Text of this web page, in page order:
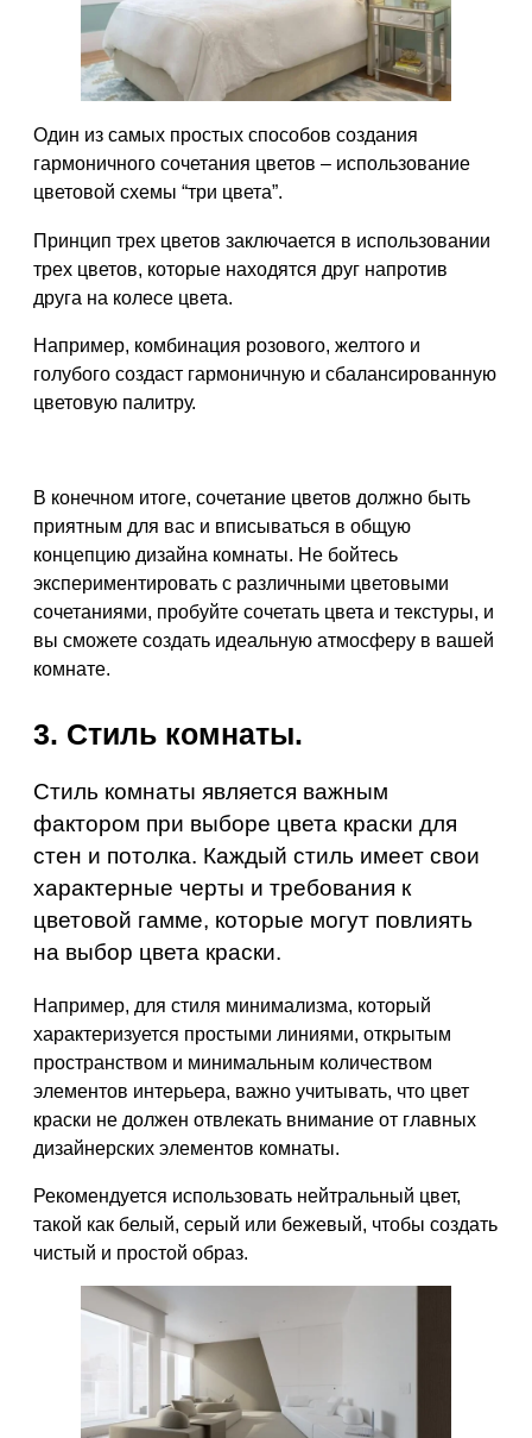
Один из самых простых способов создания
гармоничного сочетания цветов – использование
цветовой схемы “три цвета”.
Принцип трех цветов заключается в использовании
трех цветов, которые находятся друг напротив
друга на колесе цвета.
Например, комбинация розового, желтого и
голубого создаст гармоничную и сбалансированную
цветовую палитру.
В конечном итоге, сочетание цветов должно быть
приятным для вас и вписываться в общую
концепцию дизайна комнаты. Не бойтесь
экспериментировать с различными цветовыми
сочетаниями, пробуйте сочетать цвета и текстуры, и
вы сможете создать идеальную атмосферу в вашей
комнате.
3. Стиль комнаты.
Стиль комнаты является важным
фактором при выборе цвета краски для
стен и потолка. Каждый стиль имеет свои
характерные черты и требования к
цветовой гамме, которые могут повлиять
на выбор цвета краски.
Например, для стиля минимализма, который
характеризуется простыми линиями, открытым
пространством и минимальным количеством
элементов интерьера, важно учитывать, что цвет
краски не должен отвлекать внимание от главных
дизайнерских элементов комнаты.
Рекомендуется использовать нейтральный цвет,
такой как белый, серый или бежевый, чтобы создать
чистый и простой образ.